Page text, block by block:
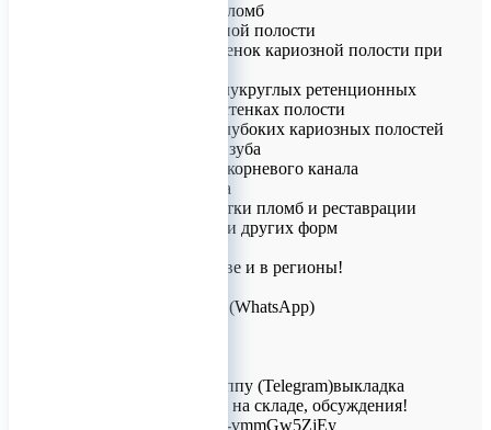
удаления старых пломб
раскрытия кариозной полости
снятия боковых стенок кариозной полости при
формирования полукруглых ретенционных
пунктов на дне и стенках полости
препарирования глубоких кариозных полостей
вскрытия полости зуба
расширения устья корневого канала
пришлифовки зуба
финишной обработки пломб и реставрации
совместно с борами других форм
Доставка по Москве и в регионы!
+7 (926) 209-09-94 (WhatsApp)
Приглашаем в группу (Telegram)выкладка
новостей, наличие на складе, обсуждения!
https://t.me/+Gby76-vmmGw5ZjEy